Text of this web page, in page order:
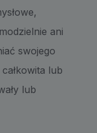
ani
swojego
lub
lub